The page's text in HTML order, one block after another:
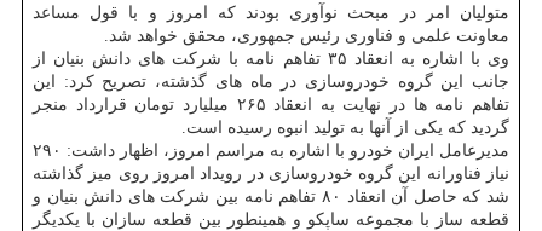
متولیان امر در مبحث نوآوری بودند كه امروز و با قول مساعد
معاونت علمی و فناوری رئیس جمهوری، محقق خواهد شد.
وی با اشاره به انعقاد ۳۵ تفاهم نامه با شركت های دانش بنیان از
جانب این گروه خودروسازی در ماه های گذشته، تصریح كرد: این
تفاهم نامه ها در نهایت به انعقاد ۲۶۵ میلیارد تومان قرارداد منجر
گردید كه یكی از آنها به تولید انبوه رسیده است.
مدیرعامل ایران خودرو با اشاره به مراسم امروز، اظهار داشت: ۲۹۰
نیاز فناورانه این گروه خودروسازی در رویداد امروز روی میز گذاشته
شد كه حاصل آن انعقاد ۸۰ تفاهم نامه بین شركت های دانش بنیان و
قطعه ساز با مجموعه ساپكو و همینطور بین قطعه سازان با یكدیگر